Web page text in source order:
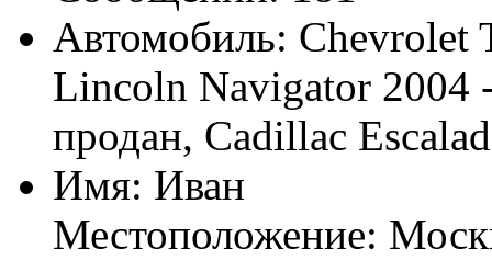
Автомобиль: Chevrolet
Lincoln Navigator 2004
продан, Cadillac
Имя: Иван
Местоположение: